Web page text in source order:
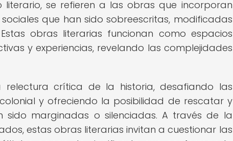
literario, se refieren a las obras que incorporan
que han sido sobreescritas, modificadas
obras literarias funcionan como espacios
y experiencias, revelando las complejidades
relectura crítica de la historia, desafiando las
y ofreciendo la posibilidad de rescatar y
sido marginadas o silenciadas. A través de la
estas obras literarias invitan a cuestionar las